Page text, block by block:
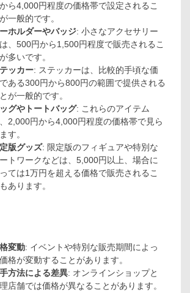
ら4,000円程度の価格帯で設定されるこ
一般的です。
ホルダーやバッジ: 小さなアクセサリー
、500円から1,500円程度で販売されるこ
多いです。
ッカー: ステッカーは、比較的手頃な価
ある300円から800円の範囲で提供される
が一般的です。
グやトートバッグ: これらのアイテム
2,000円から4,000円程度の価格帯で見ら
す。
版グッズ: 限定版のフィギュアや特別な
トワークなどは、5,000円以上、場合に
ては1万円を超える価格で販売されるこ
あります。
変動: イベントや特別な販売期間によっ
格が変動することがあります。
方法による差異: オンラインショップと
店舗では価格が異なることがあります。